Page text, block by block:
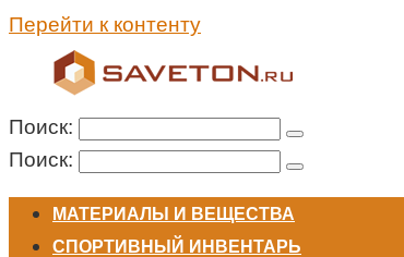
Перейти к контенту
Поиск:
Поиск:
МАТЕРИАЛЫ И ВЕЩЕСТВА
СПОРТИВНЫЙ ИНВЕНТАРЬ